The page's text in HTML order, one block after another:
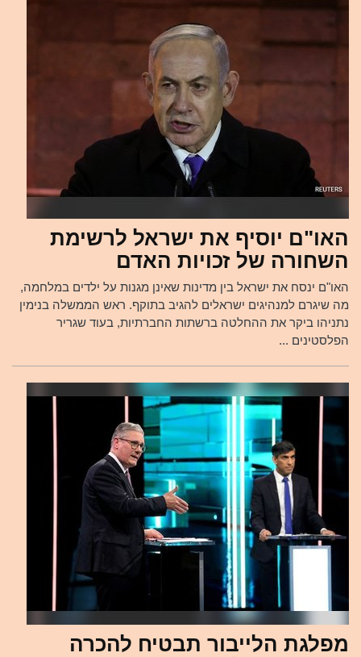
האו"ם יוסיף את ישראל לרשימת
השחורה של זכויות האדם
האו"ם ינסח את ישראל בין מדינות שאינן מגנות על ילדים במלחמה,
מה שיגרם למנהיגים ישראלים להגיב בתוקף. ראש הממשלה בנימין
נתניהו ביקר את ההחלטה ברשתות החברתיות, בעוד שגריר
הפלסטינים ...
מפלגת הלייבור תבטיח להכרה